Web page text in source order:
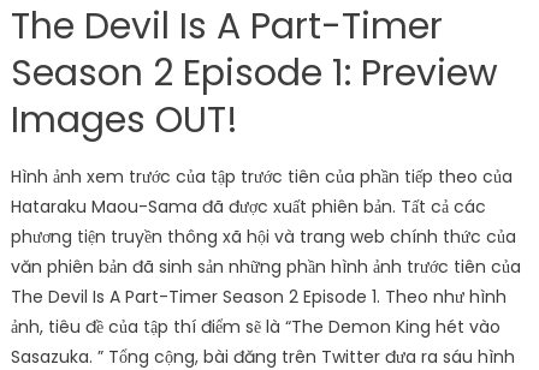
The Devil Is A Part-Timer
Season 2 Episode 1: Preview
Images OUT!
Hình ảnh xem trước của tập trước tiên của phần tiếp theo của
Hataraku Maou-Sama đã được xuất phiên bản. Tất cả các
phương tiện truyền thông xã hội và trang web chính thức của
văn phiên bản đã sinh sản những phần hình ảnh trước tiên của
The Devil Is A Part-Timer Season 2 Episode 1. Theo như hình
ảnh, tiêu đề của tập thí điểm sẽ là “The Demon King hét vào
Sasazuka. ” Tổng cộng, bài đăng trên Twitter đưa ra sáu hình